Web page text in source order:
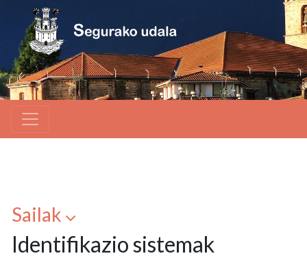
Sailak
Identifikazio sistemak